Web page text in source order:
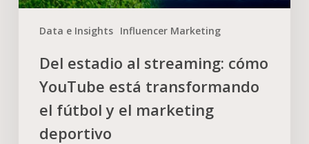
Data e Insights Influencer Marketing
Del estadio al streaming: cómo
YouTube está transformando
el fútbol y el marketing
deportivo